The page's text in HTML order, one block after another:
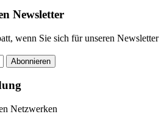
Newsletter
wenn Sie sich für unseren Newsletter
Abonnieren
Netzwerken